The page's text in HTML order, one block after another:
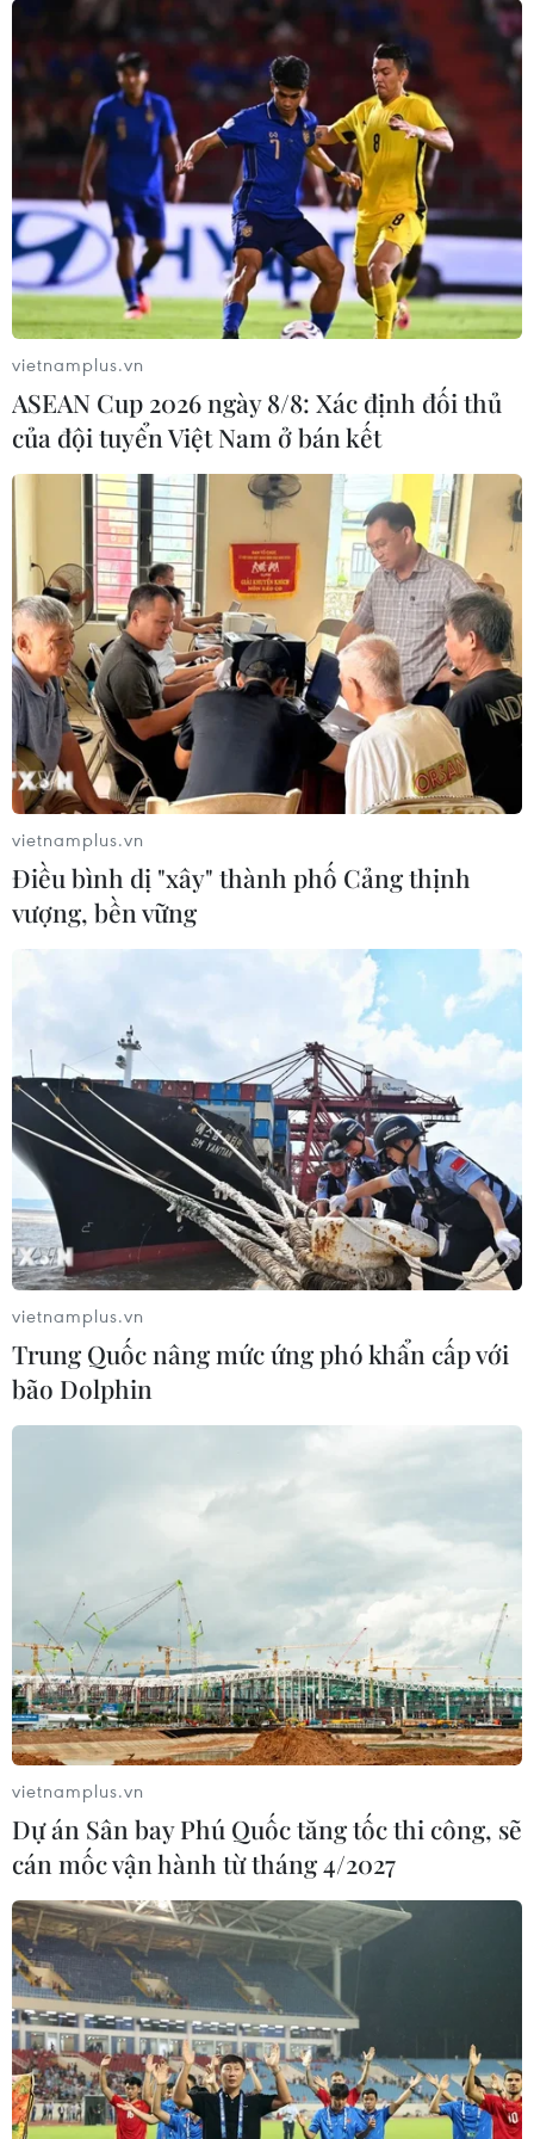
TIN CÙNG CHUYÊN MỤC
Đội K93 quy tập được 11 bộ hài cốt liệt
sỹ trên địa bàn An Giang
Mở rộng không gian cống hiến cho
cộng đồng người Việt Nam ở nước
ngoài
08/08/2026 11:00
Phú Thọ làm rõ sự cố y khoa khiến bé
trai 8 tuổi tử vong sau mổ ruột thừa
08/08/2026 10:28
vietnamplus.vn
ASEAN Cup 2026 ngày 8/8: Xác định đối thủ
của đội tuyển Việt Nam ở bán kết
vietnamplus.vn
Điều bình dị "xây" thành phố Cảng thịnh
vượng, bền vững
vietnamplus.vn
Trung Quốc nâng mức ứng phó khẩn cấp với
bão Dolphin
vietnamplus.vn
Dự án Sân bay Phú Quốc tăng tốc thi công, sẽ
cán mốc vận hành từ tháng 4/2027